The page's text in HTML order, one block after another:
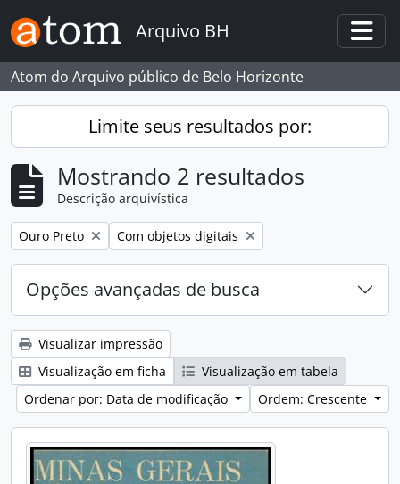
Skip to main content
Arquivo BH
Atom do Arquivo público de Belo Horizonte
Limite seus resultados por:
Mostrando 2 resultados
Descrição arquivística
Remover filtro:
Ouro Preto Remover filtro:
Com objetos digitais
Opções avançadas de busca
Visualizar impressão
Visualização em ficha
Visualização em tabela
Ordenar por: Data de modificação
Ordem: Crescente